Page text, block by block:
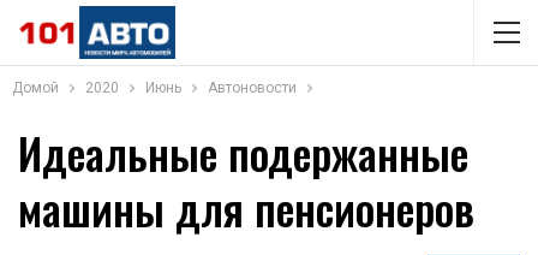
Домой 2020 Июнь Автоновости
Идеальные подержанные
машины для пенсионеров